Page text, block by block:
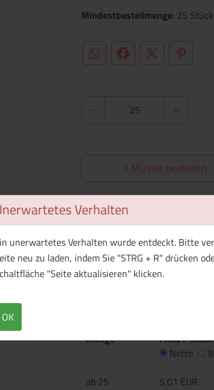
Verhalten
unerwartetes Verhalten wurde entdeckt. Bitte
neu zu laden, indem Sie "STRG + R" drücken
"Seite aktualisieren" klicken.
OK
Mindestbestellmenge: 25 Stück
WhatsAppFacebookTwitterPinterest
1 Muster bestellen
Überblick
·145 g/m² ·100% Baumwolle
·Heather Grey: 90%
Druckergebnisse ·Schmaler
Menge
Preis / Stück
Netto
ab 25
5,01 EUR